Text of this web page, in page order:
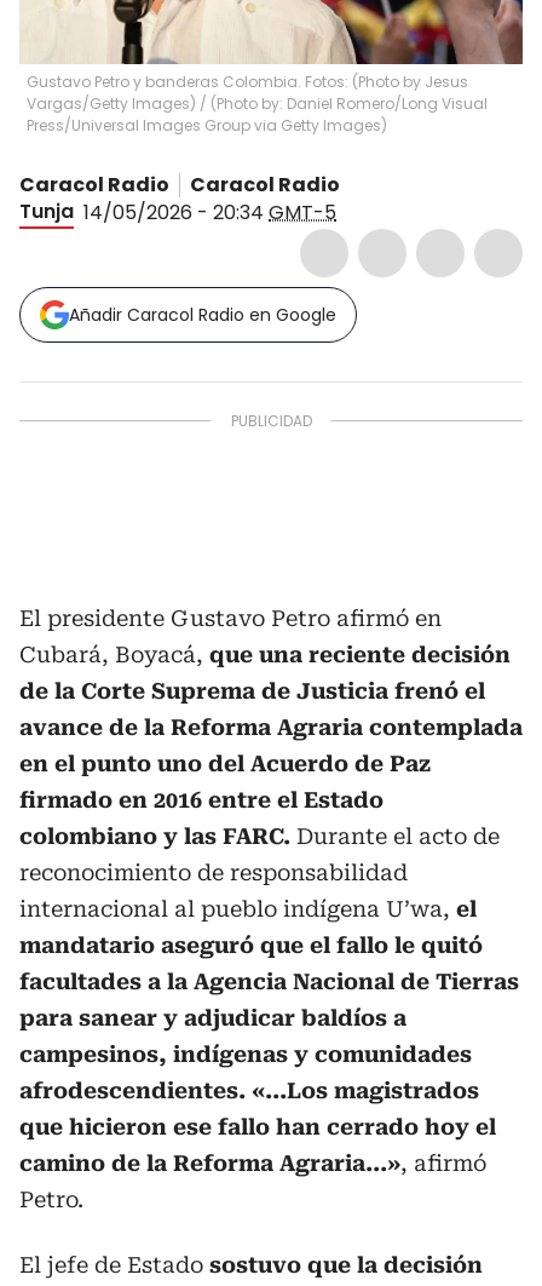
Gustavo Petro y banderas Colombia. Fotos: (Photo by Jesus
Vargas/Getty Images) / (Photo by: Daniel Romero/Long Visual
Press/Universal Images Group via Getty Images)
Caracol Radio
Caracol Radio
Tunja 14/05/2026 - 20:34 GMT-5
Añadir Caracol Radio en Google
El presidente Gustavo Petro afirmó en
Cubará, Boyacá, que una reciente decisión
de la Corte Suprema de Justicia frenó el
avance de la Reforma Agraria contemplada
en el punto uno del Acuerdo de Paz
firmado en 2016 entre el Estado
colombiano y las FARC. Durante el acto de
reconocimiento de responsabilidad
internacional al pueblo indígena U’wa, el
mandatario aseguró que el fallo le quitó
facultades a la Agencia Nacional de Tierras
para sanear y adjudicar baldíos a
campesinos, indígenas y comunidades
afrodescendientes. «...Los magistrados
que hicieron ese fallo han cerrado hoy el
camino de la Reforma Agraria...», afirmó
Petro.
El jefe de Estado sostuvo que la decisión